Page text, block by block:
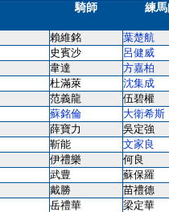
騎師 練
賴維銘 葉楚航
史賓沙 呂健威
韋達 方嘉柏
杜滿萊 沈集成
范義龍 伍碧權
蘇銘倫 大衛希斯
薛寶力 吳定強
靳能 文家良
伊禮樂 何良
武豊 蘇保羅
戴勝 苗禮德
岳禮華 梁定華